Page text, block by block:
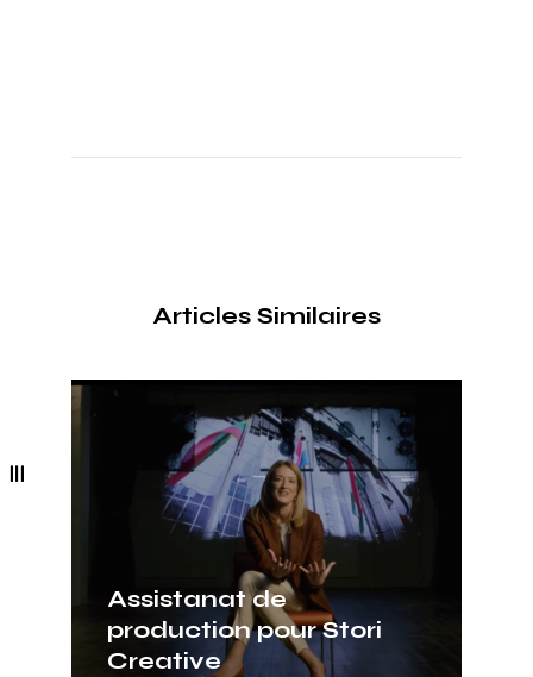
Articles Similaires
Assistanat de
production pour Stori
Creative